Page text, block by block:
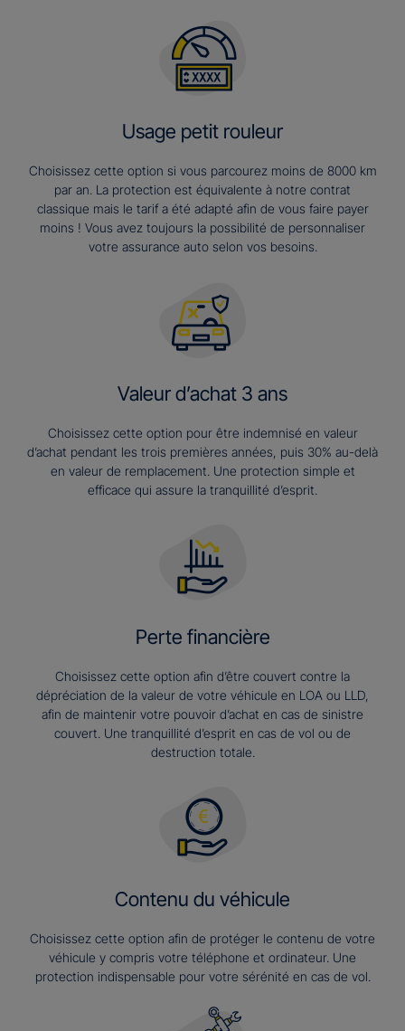
Usage petit rouleur
Choisissez cette option si vous parcourez moins de 8000 km
par an. La protection est équivalente à notre contrat
classique mais le tarif a été adapté afin de vous faire payer
moins ! Vous avez toujours la possibilité de personnaliser
votre assurance auto selon vos besoins.
Valeur d’achat 3 ans​
Choisissez cette option pour être indemnisé en valeur
d’achat pendant les trois premières années, puis 30% au-delà
en valeur de remplacement. Une protection simple et
efficace qui assure la tranquillité d’esprit.
Perte financière
Choisissez cette option afin d’être couvert contre la
dépréciation de la valeur de votre véhicule en LOA ou LLD,
afin de maintenir votre pouvoir d’achat en cas de sinistre
couvert. Une tranquillité d’esprit en cas de vol ou de
destruction totale.
Contenu du véhicule
Choisissez cette option afin de protéger le contenu de votre
véhicule y compris votre téléphone et ordinateur. Une
protection indispensable pour votre sérénité en cas de vol.